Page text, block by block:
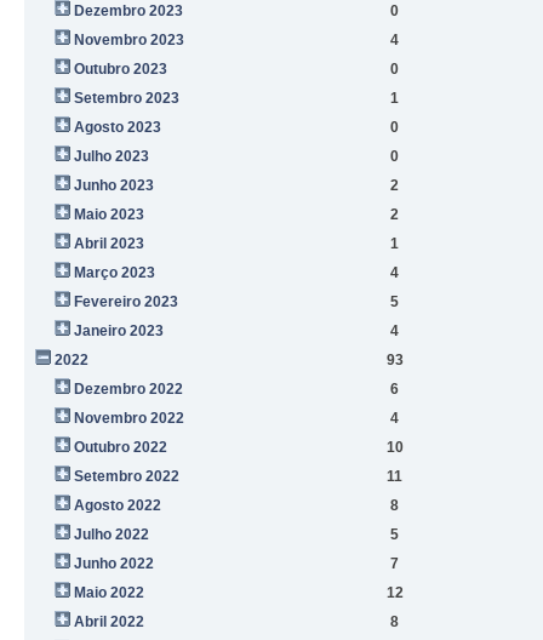
Dezembro 2023
0
Novembro 2023
4
Outubro 2023
0
Setembro 2023
1
Agosto 2023
0
Julho 2023
0
Junho 2023
2
Maio 2023
2
Abril 2023
1
Março 2023
4
Fevereiro 2023
5
Janeiro 2023
4
2022
93
Dezembro 2022
6
Novembro 2022
4
Outubro 2022
10
Setembro 2022
11
Agosto 2022
8
Julho 2022
5
Junho 2022
7
Maio 2022
12
Abril 2022
8